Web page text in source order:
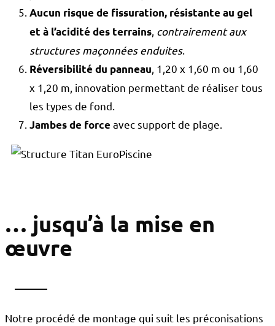
Aucun risque de fissuration, résistante au gel
et à l’acidité des terrains, contrairement aux
structures maçonnées enduites.
Réversibilité du panneau, 1,20 x 1,60 m ou 1,60
x 1,20 m, innovation permettant de réaliser tous
les types de fond.
Jambes de forceavec support de plage.
… jusqu’à la mise en
œuvre
Notre procédé de montage qui suit les préconisations